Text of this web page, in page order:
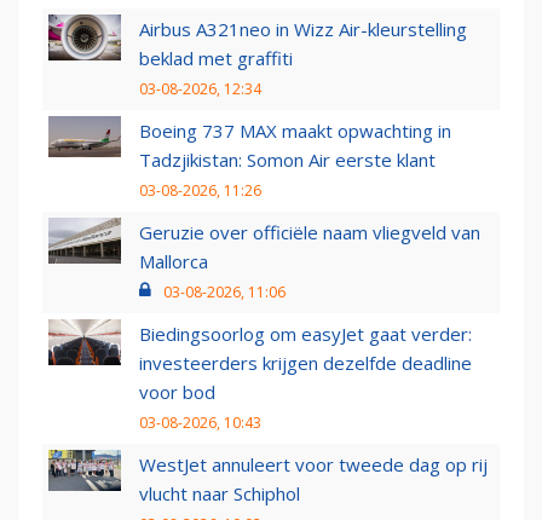
Airbus A321neo in Wizz Air-kleurstelling
beklad met graffiti
03-08-2026, 12:34
Boeing 737 MAX maakt opwachting in
Tadzjikistan: Somon Air eerste klant
03-08-2026, 11:26
Geruzie over officiële naam vliegveld van
Mallorca
03-08-2026, 11:06
Biedingsoorlog om easyJet gaat verder:
investeerders krijgen dezelfde deadline
voor bod
03-08-2026, 10:43
WestJet annuleert voor tweede dag op rij
vlucht naar Schiphol